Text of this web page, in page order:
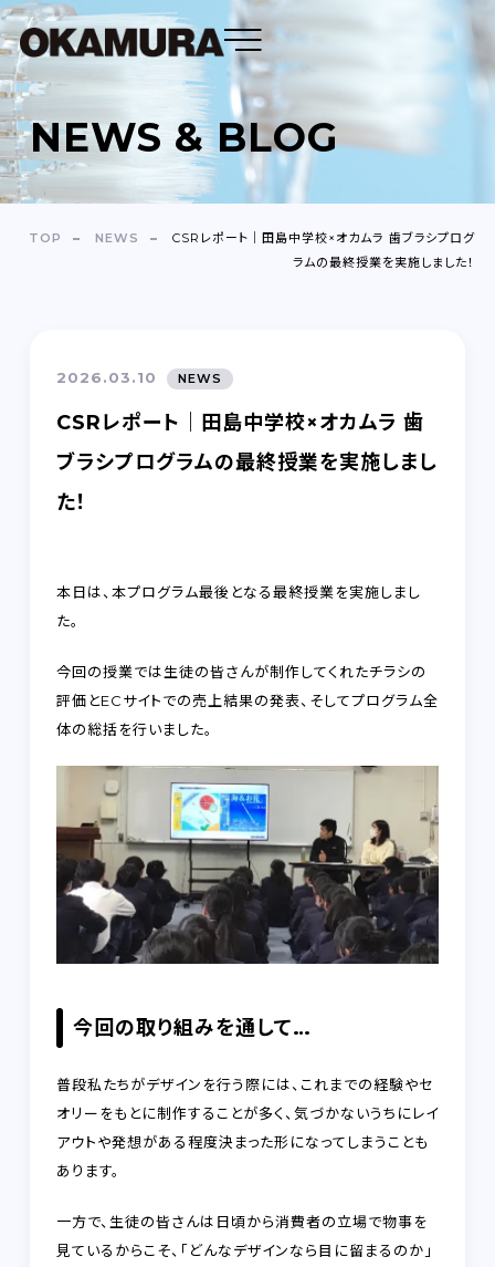
DENTAL FLOSS
TOOTH BRUSH
COMPANY
NEWS＆BLOG
プライバシーポリシー
NEWS & BLOG
TOP NEWS
CSRレポート｜田島中学校×オカムラ 歯ブラシプログ
ラムの最終授業を実施しました！
2026.03.10 NEWS
CSRレポート｜田島中学校×オカムラ 歯
ブラシプログラムの最終授業を実施しまし
た！
本日は、本プログラム最後となる最終授業を実施しまし
た。
今回の授業では生徒の皆さんが制作してくれたチラシの
評価とECサイトでの売上結果の発表、そしてプログラム全
体の総括を行いました。
今回の取り組みを通して…
普段私たちがデザインを行う際には、これまでの経験やセ
オリーをもとに制作することが多く、気づかないうちにレイ
アウトや発想がある程度決まった形になってしまうことも
あります。
一方で、生徒の皆さんは日頃から消費者の立場で物事を
見ているからこそ、「どんなデザインなら目に留まるのか」